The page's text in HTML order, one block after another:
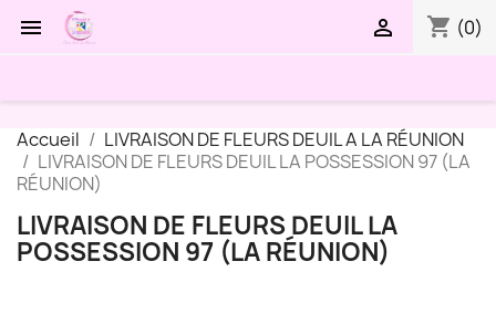
 shopping_cart (0)

Accueil
LIVRAISON DE FLEURS DEUIL A LA RÉUNION
LIVRAISON DE FLEURS DEUIL LA POSSESSION 97 (LA
RÉUNION)
LIVRAISON DE FLEURS DEUIL LA
POSSESSION 97 (LA RÉUNION)